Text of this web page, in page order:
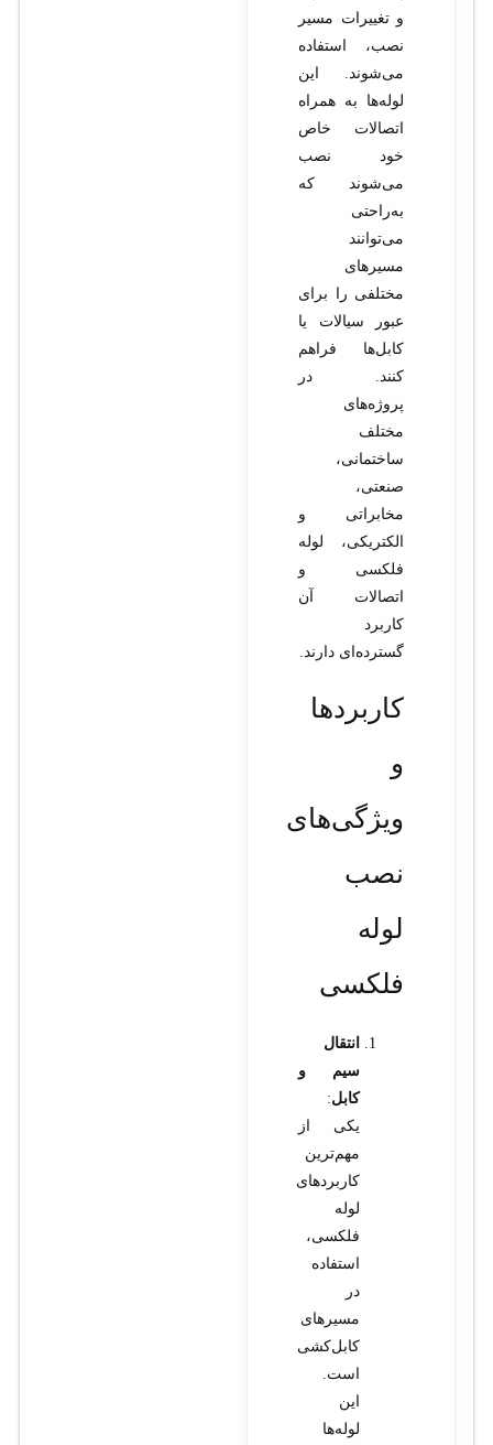
و تغییرات مسیر
نصب، استفاده
می‌شوند. این
لوله‌ها به همراه
اتصالات خاص
خود نصب
می‌شوند که
به‌راحتی
می‌توانند
مسیرهای
مختلفی را برای
عبور سیالات یا
کابل‌ها فراهم
کنند. در
پروژه‌های
مختلف
ساختمانی،
صنعتی،
مخابراتی و
الکتریکی، لوله
فلکسی و
اتصالات آن
کاربرد
گسترده‌ای دارند.
کاربردها
و
ویژگی‌های
نصب
لوله
فلکسی
انتقال
سیم و
کابل:
یکی از
مهم‌ترین
کاربردهای
لوله
فلکسی،
استفاده
در
مسیرهای
کابل‌کشی
است.
این
لوله‌ها